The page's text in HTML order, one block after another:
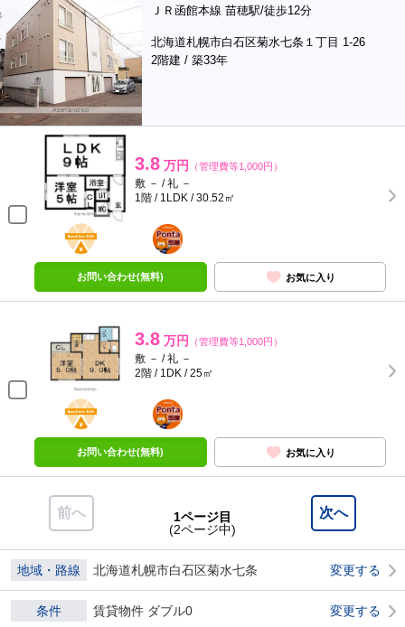
ＪＲ函館本線 苗穂駅/徒歩12分
北海道札幌市白石区菊水七条１丁目 1-26
2階建 / 築33年
3.8 万円 （管理費等1,000円）
敷 － / 礼 －
1階 / 1LDK / 30.52㎡
BunChinPAY
ポンタ
部屋
お問い合わせ(無料) お気に入り
3.8 万円 （管理費等1,000円）
敷 － / 礼 －
2階 / 1DK / 25㎡
BunChinPAY
ポンタ
部屋
お問い合わせ(無料) お気に入り
前へ 次へ
1ページ目
(2ページ中)
地域・路線 北海道札幌市白石区菊水七条 変更する
条件 賃貸物件 ダブル0 変更する